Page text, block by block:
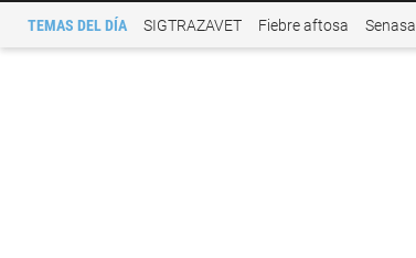
TEMAS DEL DÍA SIGTRAZAVET Fiebre aftosa Senasa